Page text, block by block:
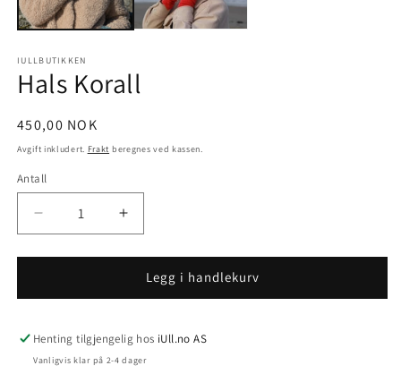
IULLBUTIKKEN
Hals Korall
Vanlig
pris
450,00 NOK
Avgift inkludert. Frakt beregnes ved kassen.
Antall
antallet
for
Korall
Øk
antallet
for
Hals
Korall
Legg i handlekurv
Henting tilgjengelig hos iUll.no AS
Vanligvis klar på 2-4 dager